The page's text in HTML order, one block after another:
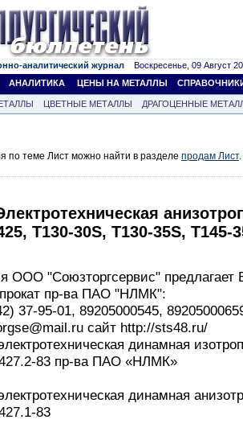
аналитический журнал Воскресенье, 09 Август
АНАЛИТИКА ЦЕНЫ НА МЕТАЛЛЫ
ЦВЕТНЫЕ МЕТАЛЛЫ
ДРАГОЦЕННЫЕ
по теме Лист можно найти в разделе продам Лист.
T130-30S, T130-35S, T145-
ООО "Союзторгсервис"
пр-ва ПАО "НЛМК":
37-95-01, 89205000545,
сайт http://sts48.ru/
динамная
83 пр-ва ПАО «НЛМК»
динамная
83